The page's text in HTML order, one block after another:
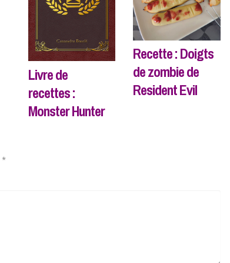
Livre de
recettes :
Monster Hunter
Recette : Doigts
de zombie de
Resident Evil
*